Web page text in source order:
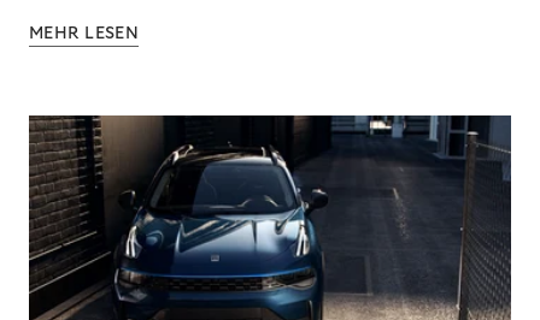
MEHR LESEN